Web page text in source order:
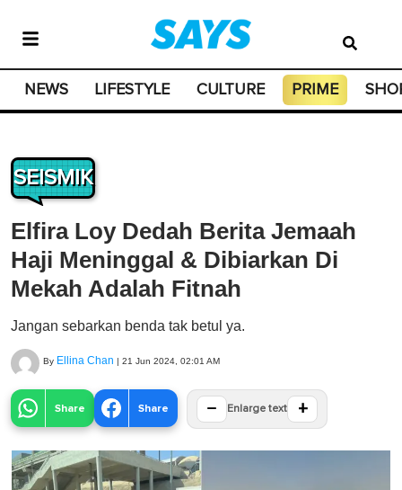
NEWS LIFESTYLE CULTURE PRIME
SEISMIK
Elfira Loy Dedah Berita Jemaah
Haji Meninggal & Dibiarkan Di
Mekah Adalah Fitnah
Jangan sebarkan benda tak betul ya.
By Ellina Chan | 21 Jun 2024, 02:01 AM
Share Share − Enlarge text +